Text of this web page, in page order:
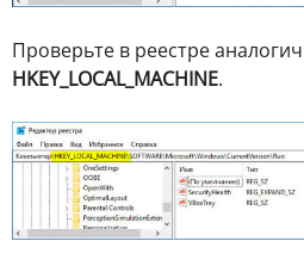
Проверьте в реестре
HKEY_LOCAL_MACHINE.